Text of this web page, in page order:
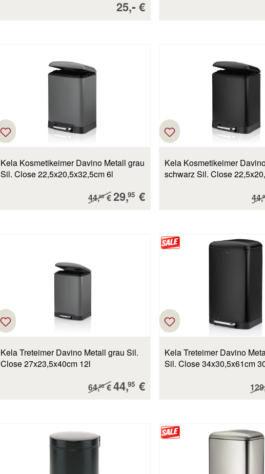
Verkaufspreis:
25,-€
Kela Kosmetikeimer Davino Metall grau
Sil. Close 22,5x20,5x32,5cm 6l
Regulärer Preis:
44,95€ Verkaufspreis:
29,95 €
Kela Kosmetikeimer
schwarz Sil. Close
44,
Kela Treteimer Davino Metall grau Sil.
Close 27x23,5x40cm 12l
Regulärer Preis:
64,95€Verkaufspreis:
44,95 €
Kela Treteimer Davino
Sil. Close 34x30,5x61cm